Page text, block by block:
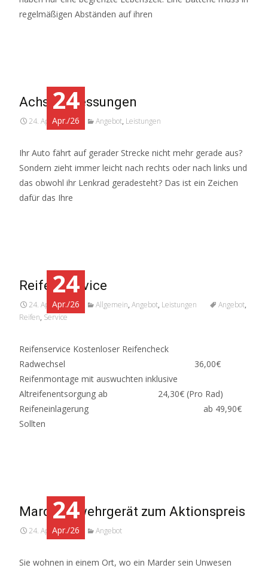
regelmäßigen Abständen auf ihren
24
Apr./26
Achsvermessungen
24. April 2026 Angebot, Leistungen
Ihr Auto fährt auf gerader Strecke nicht mehr gerade aus?
Sondern zieht immer leicht nach rechts oder nach links und
das obwohl ihr Lenkrad geradesteht? Das ist ein Zeichen
dafür das Ihre
24
Apr./26
Reifen-Service
24. April 2026 Allgemein, Angebot, Leistungen Angebot,
Reifen, Service
Reifenservice Kostenloser Reifencheck
Radwechsel 36,00€
Reifenmontage mit auswuchten inklusive
Altreifenentsorgung ab 24,30€ (Pro Rad)
Reifeneinlagerung ab 49,90€
Sollten
24
Apr./26
Marderabwehrgerät zum Aktionspreis
24. April 2026 Angebot
Sie wohnen in einem Ort, wo ein Marder sein Unwesen